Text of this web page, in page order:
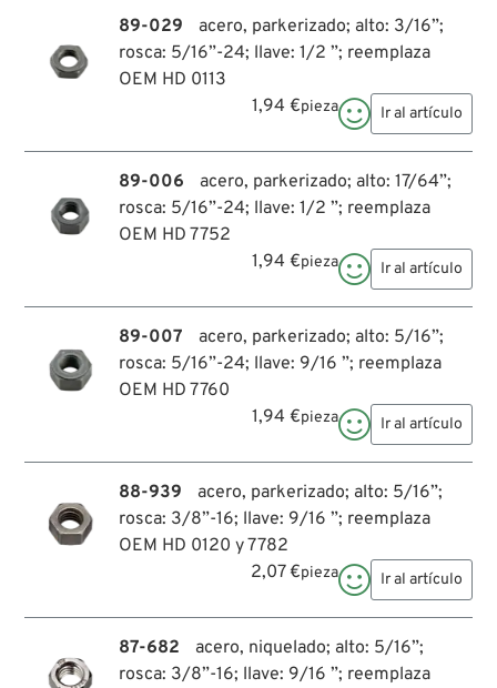
89-029
acero, parkerizado; alto: 3/16”;
rosca: 5/16”-24; llave: 1/2 ”; reemplaza
OEM HD 0113
1,94 €pieza Ir al artículo
89-006
acero, parkerizado; alto: 17/64”;
rosca: 5/16”-24; llave: 1/2 ”; reemplaza
OEM HD 7752
1,94 €pieza Ir al artículo
89-007
acero, parkerizado; alto: 5/16”;
rosca: 5/16”-24; llave: 9/16 ”; reemplaza
OEM HD 7760
1,94 €pieza Ir al artículo
88-939
acero, parkerizado; alto: 5/16”;
rosca: 3/8”-16; llave: 9/16 ”; reemplaza
OEM HD 0120 y 7782
2,07 €pieza Ir al artículo
87-682
acero, niquelado; alto: 5/16”;
rosca: 3/8”-16; llave: 9/16 ”; reemplaza